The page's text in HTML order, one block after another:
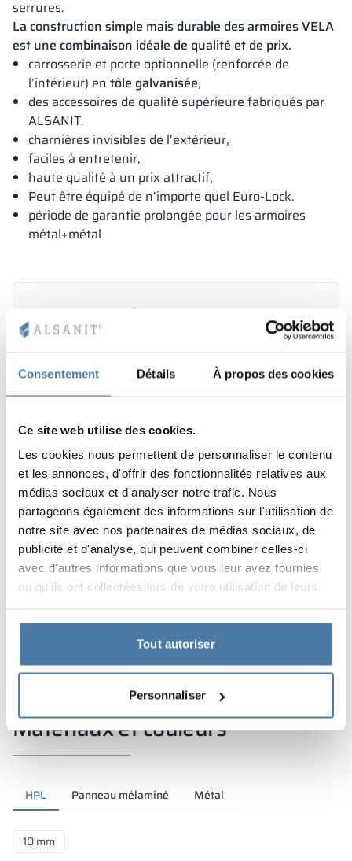
Consentement Détails À propos des cookies
Ce site web utilise des cookies.
Les cookies nous permettent de personnaliser le contenu
et les annonces, d'offrir des fonctionnalités relatives aux
médias sociaux et d'analyser notre trafic. Nous
partageons également des informations sur l'utilisation de
notre site avec nos partenaires de médias sociaux, de
publicité et d'analyse, qui peuvent combiner celles-ci
avec d'autres informations que vous leur avez fournies
ou qu'ils ont collectées lors de votre utilisation de leurs
Tout autoriser
Personnaliser
serrures.
La construction simple mais durable des armoires VELA
est une combinaison idéale de qualité et de prix.
carrosserie et porte optionnelle (renforcée de
l’intérieur) en tôle galvanisée,
des accessoires de qualité supérieure fabriqués par
ALSANIT.
charnières invisibles de l’extérieur,
faciles à entretenir,
haute qualité à un prix attractif,
Peut être équipé de n’importe quel Euro-Lock.
période de garantie prolongée pour les armoires
métal+métal
Matériaux et couleurs
HPL Panneau mélaminé Métal
10 mm